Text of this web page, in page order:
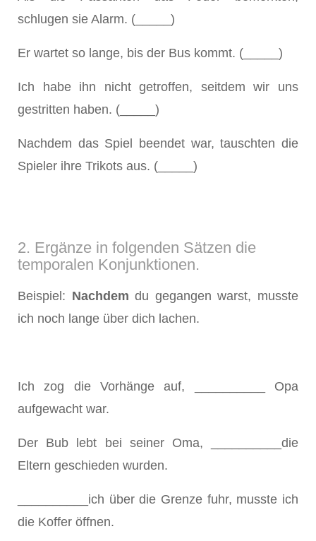
schlugen sie Alarm. (_____)
Er wartet so lange, bis der Bus kommt. (_____)
Ich habe ihn nicht getroffen, seitdem wir uns
gestritten haben. (_____)
Nachdem das Spiel beendet war, tauschten die
Spieler ihre Trikots aus. (_____)
2. Ergänze in folgenden Sätzen die
temporalen Konjunktionen.
Beispiel: Nachdem du gegangen warst, musste
ich noch lange über dich lachen.
Ich zog die Vorhänge auf, __________ Opa
aufgewacht war.
Der Bub lebt bei seiner Oma, __________die
Eltern geschieden wurden.
__________ich über die Grenze fuhr, musste ich
die Koffer öffnen.